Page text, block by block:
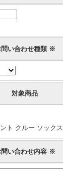
問い合わせ種類 ※
対象商品
ト クルー ソックス
問い合わせ内容 ※